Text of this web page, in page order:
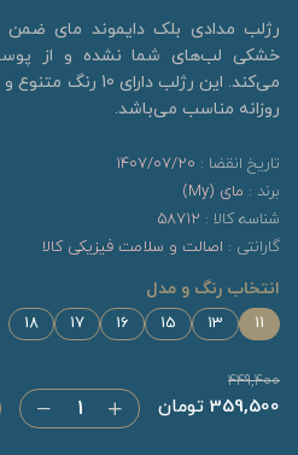
رژلب مدادی بلک دایموند مای ضمن
خشکی لب‌های شما نشده و از
می‌کند. این رژلب
روزانه مناسب می‌باشد.
تاریخ انقضا : 1407/07/20
برند : مای (My)
شناسه کالا : 58712
گارانتی : اصالت و سلامت فیزیکی کالا
انتخاب رنگ و مدل
11
13
15
16
17
18
359,500 تومان
449,400